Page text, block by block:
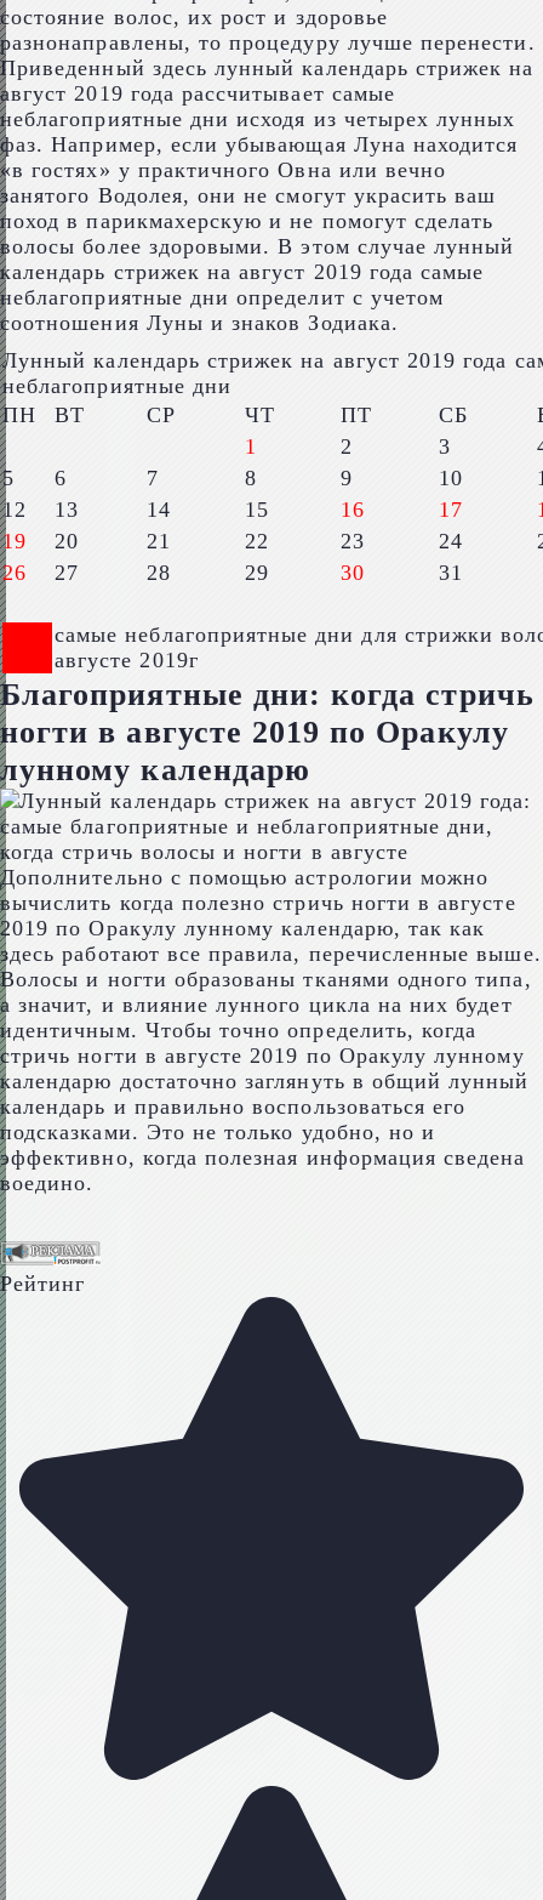
состояние волос, их рост и здоровье
разнонаправлены, то процедуру лучше перенести.
Приведенный здесь лунный календарь стрижек на
август 2019 года рассчитывает самые
неблагоприятные дни исходя из четырех лунных
фаз. Например, если убывающая Луна находится
«в гостях» у практичного Овна или вечно
занятого Водолея, они не смогут украсить ваш
поход в парикмахерскую и не помогут сделать
волосы более здоровыми. В этом случае лунный
календарь стрижек на август 2019 года самые
неблагоприятные дни определит с учетом
соотношения Луны и знаков Зодиака.
Лунный календарь стрижек на август 2019 года
неблагоприятные дни
ПН
ВТ СР ЧТ ПТ СБ
1
2 3
5
6 7 8 9 10
12
13 14 15 16 17
19
20 21 22 23 24
26
27 28 29 30 31
самые неблагоприятные дни для стрижки
августе 2019г
Благоприятные дни: когда стричь
ногти в августе 2019 по Оракулу
лунному календарю
Дополнительно с помощью астрологии можно
вычислить когда полезно стричь ногти в августе
2019 по Оракулу лунному календарю, так как
здесь работают все правила, перечисленные выше.
Волосы и ногти образованы тканями одного типа,
а значит, и влияние лунного цикла на них будет
идентичным. Чтобы точно определить, когда
стричь ногти в августе 2019 по Оракулу лунному
календарю достаточно заглянуть в общий лунный
календарь и правильно воспользоваться его
подсказками. Это не только удобно, но и
эффективно, когда полезная информация сведена
воедино.
Рейтинг